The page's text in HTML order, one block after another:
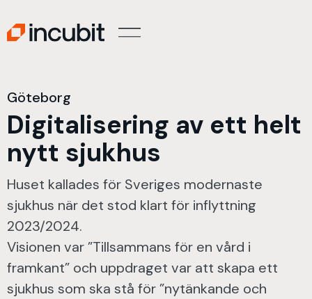
Göteborg
Digitalisering av ett helt
nytt sjukhus
Huset kallades för Sveriges modernaste
sjukhus när det stod klart för inflyttning
2023/2024.
Visionen var ”Tillsammans för en vård i
framkant” och uppdraget var att skapa ett
sjukhus som ska stå för ”nytänkande och